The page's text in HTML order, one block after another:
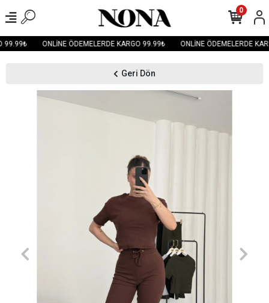
99.99₺ ONLİNE ÖDEMELERDE KARGO 99.99₺ ONLİNE ÖDEMELERDE
0
Geri Dön